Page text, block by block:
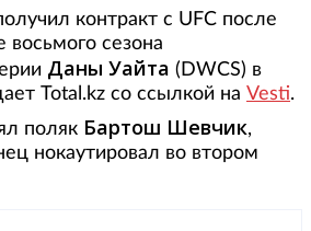
контракт с UFC после
восьмого сезона
Даны Уайта (DWCS) в
Total.kz со ссылкой на Vesti.
поляк Бартош Шевчик,
нокаутировал во втором